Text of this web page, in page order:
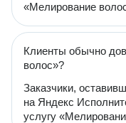
«Мелирование
Клиенты обычно
волос»?
Заказчики,
на Яндекс
услугу